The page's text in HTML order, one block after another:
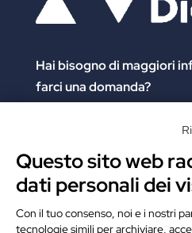
Hai bisogno di maggiori
farci una domanda?
Contattaci
Alchimie Digitali Srl
Questo sito web
dati personali dei
Con il tuo consenso, noi e i nostri
tecnologie simili per archiviare,